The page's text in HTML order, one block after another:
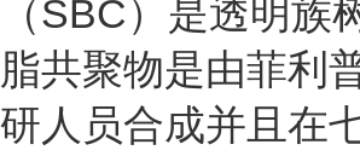
（SBC）是透明族
脂共聚物是由菲利
研人员合成并且在